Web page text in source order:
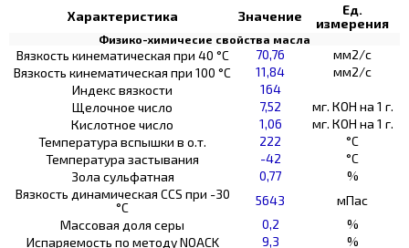
Характеристика Значение
Ед.
измерения
Физико-химичесие свойства масла
Вязкость кинематическая при 40 °С 70,76
мм2/с
Вязкость кинематическая при 100 °С
11,84
мм2/с
Индекс вязкости
164
Щелочное число
7,52
мг. КОН на 1 г.
Кислотное число
1,06
мг. КОН на 1 г.
Температура вспышки в о.т.
222
°C
Температура застывания
-42
°C
Зола сульфатная
0,77
%
Вязкость динамическая CCS при -30
°С
5643
мПас
Массовая доля серы
0,2
%
Испаряемость по методу NOACK
9,3 %